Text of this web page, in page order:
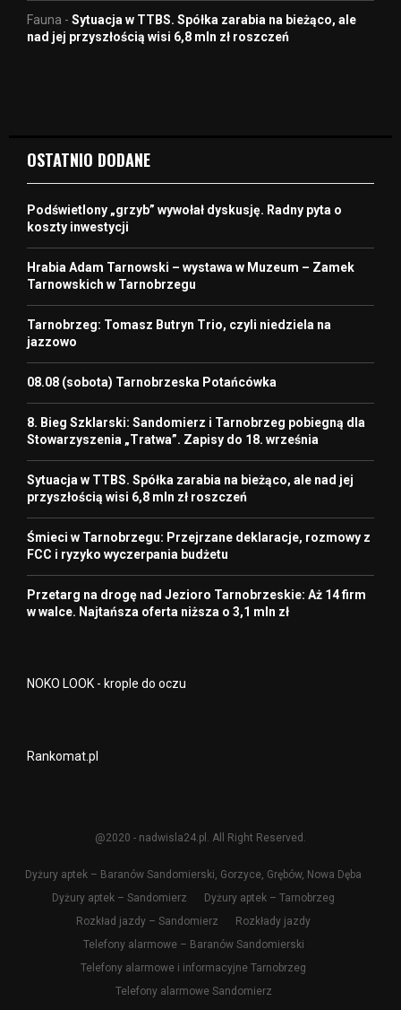
Fauna - Sytuacja w TTBS. Spółka zarabia na bieżąco, ale
nad jej przyszłością wisi 6,8 mln zł roszczeń
OSTATNIO DODANE
Podświetlony „grzyb” wywołał dyskusję. Radny pyta o
koszty inwestycji
Hrabia Adam Tarnowski – wystawa w Muzeum – Zamek
Tarnowskich w Tarnobrzegu
Tarnobrzeg: Tomasz Butryn Trio, czyli niedziela na
jazzowo
08.08 (sobota) Tarnobrzeska Potańcówka
8. Bieg Szklarski: Sandomierz i Tarnobrzeg pobiegną dla
Stowarzyszenia „Tratwa”. Zapisy do 18. września
Sytuacja w TTBS. Spółka zarabia na bieżąco, ale nad jej
przyszłością wisi 6,8 mln zł roszczeń
Śmieci w Tarnobrzegu: Przejrzane deklaracje, rozmowy z
FCC i ryzyko wyczerpania budżetu
Przetarg na drogę nad Jezioro Tarnobrzeskie: Aż 14 firm
w walce. Najtańsza oferta niższa o 3,1 mln zł
NOKO LOOK - krople do oczu
Rankomat.pl
@2020 - nadwisla24.pl. All Right Reserved.
Dyżury aptek – Baranów Sandomierski, Gorzyce, Grębów, Nowa Dęba
Dyżury aptek – Sandomierz
Dyżury aptek – Tarnobrzeg
Rozkład jazdy – Sandomierz
Rozkłady jazdy
Telefony alarmowe – Baranów Sandomierski
Telefony alarmowe i informacyjne Tarnobrzeg
Telefony alarmowe Sandomierz